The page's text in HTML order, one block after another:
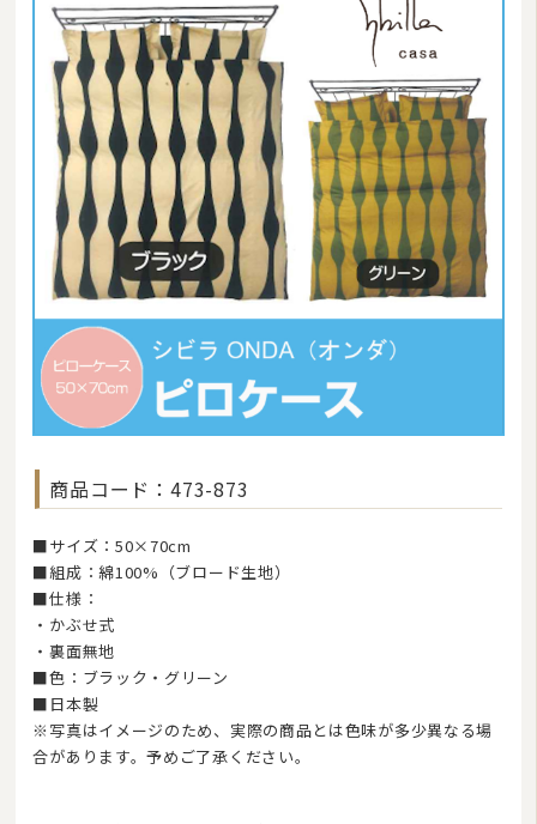
商品コード：473-873
■サイズ：50×70cm
■組成：綿100%（ブロード生地）
■仕様：
・かぶせ式
・裏面無地
■色：ブラック・グリーン
■日本製
※写真はイメージのため、実際の商品とは色味が多少異なる場
合があります。予めご了承ください。
商品カテゴリ
羽毛布団
その他掛け布団
敷き布団
マットレス
湿気対策マット・除湿シート
敷きパッド
タオルケット・ガーゼケット
まくら
毛布
布団カバー
ベビー・ジュニア用寝具
こたつ布団